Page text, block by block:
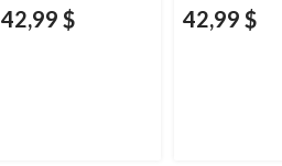
42,99 $ 42,99 $